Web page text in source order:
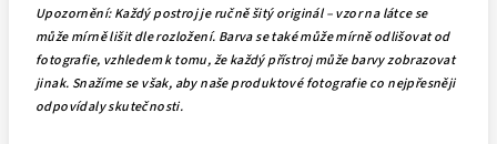
Upozornění: Každý postroj je ručně šitý originál – vzor na látce se
může mírně lišit dle rozložení. Barva se také může mírně odlišovat od
fotografie, vzhledem k tomu, že každý přístroj může barvy zobrazovat
jinak. Snažíme se však, aby naše produktové fotografie co nejpřesněji
odpovídaly skutečnosti.